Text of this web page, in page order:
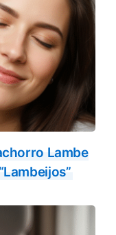
Lambe